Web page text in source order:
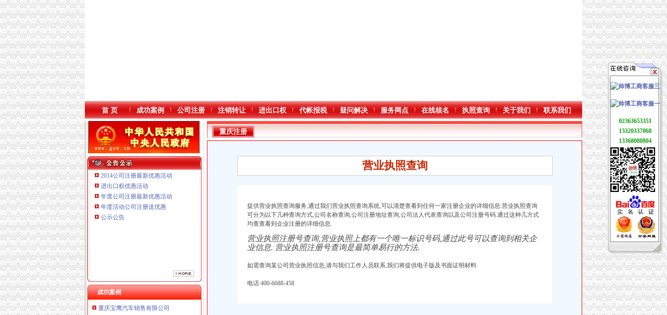
本站导航
首 页 成功案例 公司注册 注销转让 进出口权 代帐报税 疑问解决 服务网点 在线核名 执照查询 关于我们 联系我们
2014公司注册最新优惠活动
进出口权优惠活动
年度公司注册最新优惠活动
年度活动公司注册送优惠
公示公告
成功案例
重庆鸽牌电线电缆有限公司 渝北10010万 (进出口权)
重庆注册
营业执照查询
提供营业执照查询服务,通过我们营业执照查询系统,可以清楚查看到任何一家注册企业的详细信息.营业执照查询
可分为以下几种查询方式,公司名称查询,公司注册地址查询,公司法人代表查询以及公司注册号码.通过这种几方式
均查查看到企业注册的详细信息.
营业执照注册号查询,营业执照上都有一个唯一标识号码,通过此号可以查询到相关企
业信息. 营业执照注册号查询是最简单易行的方法.
如需查询某公司营业执照信息,请与我们工作人员联系,我们将提供电子版及书面证明材料.
电话:400-6688-458
02363653351
13320337068
13368080804